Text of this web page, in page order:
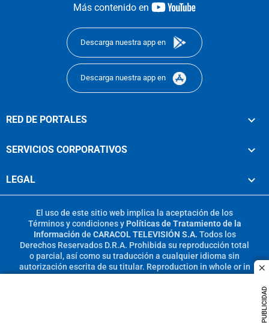
PUBLICIDAD
Más contenido en
youtube-
Descarga nuestra app en
Descarga nuestra app en
RED DE PORTALES
SERVICIOS CORPORATIVOS
LEGAL
El uso de este sitio web implica la aceptación de los
Términos y condicionesy Políticas de Tratamiento de la
Información de CARACOL TELEVISIÓN S.A. Todos los
Derechos Reservados D.R.A. Prohibida su reproducción total
o parcial, así como su traducción a cualquier idioma sin
autorización escrita de su titular. Reproduction in whole or in